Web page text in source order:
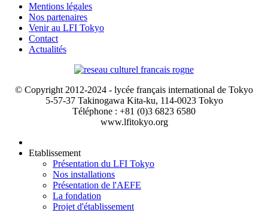
Mentions légales
Nos partenaires
Venir au LFI Tokyo
Contact
Actualités
© Copyright 2012-2024 - lycée français international de Tokyo
5-57-37 Takinogawa Kita-ku, 114-0023 Tokyo
Téléphone : +81 (0)3 6823 6580
www.lfitokyo.org
Etablissement
Présentation du LFI Tokyo
Nos installations
Présentation de l'AEFE
La fondation
Projet d'établissement